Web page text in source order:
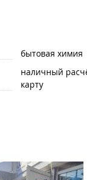
бытовая химия
наличный
карту